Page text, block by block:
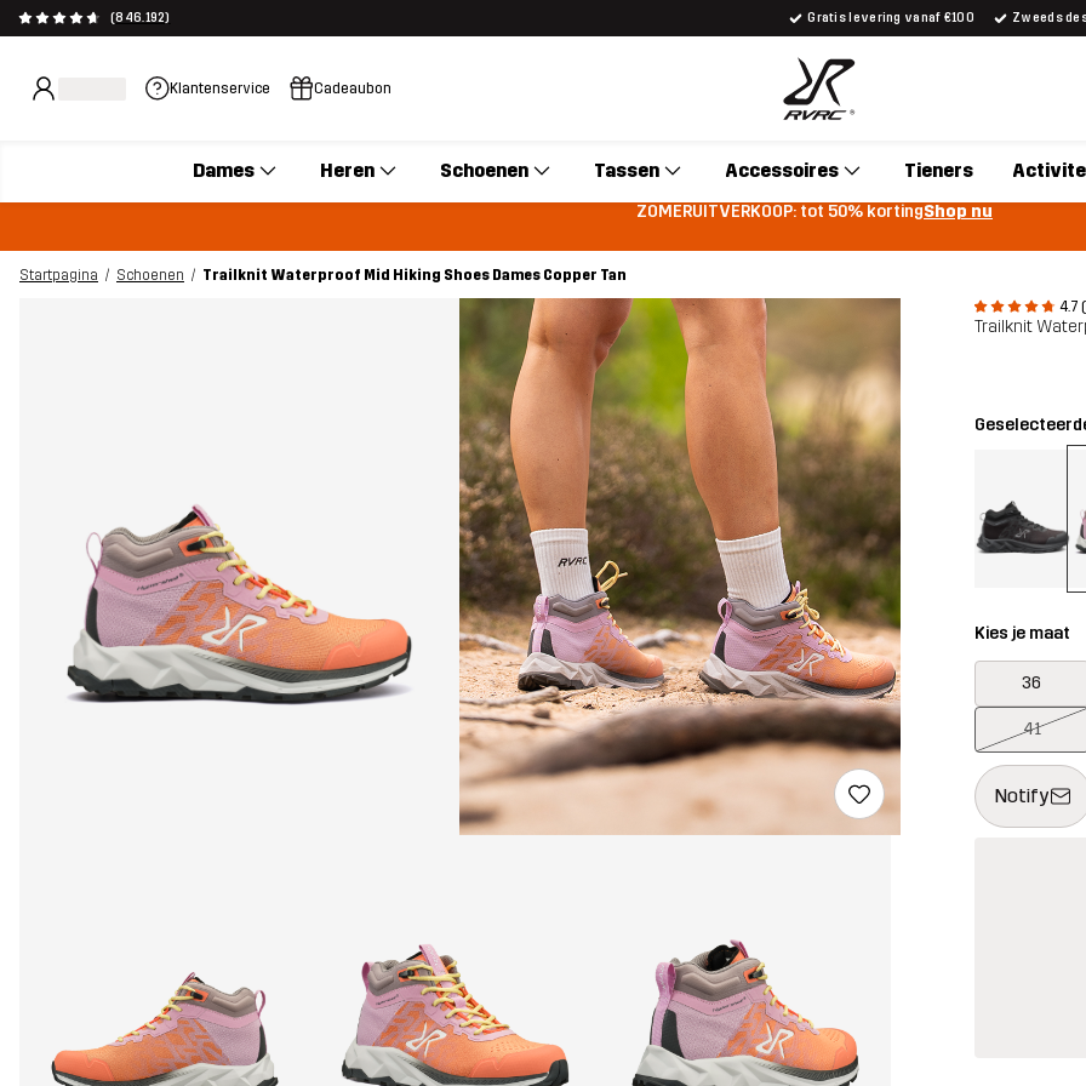
(846.192) Gratis levering vanaf €100 Zweeds
Klantenservice Cadeaubon
Dames Heren Schoenen Tassen Accessoires Tieners
ZOMERUITVERKOOP: tot 50% kortingShop nu
Startpagina Schoenen
Trailknit Waterproof Mid Hiking Shoes Dames Copper Tan
4.7
Trailknit
Kies je maat
36
41
Notify
Deze knop
{{size}} niet